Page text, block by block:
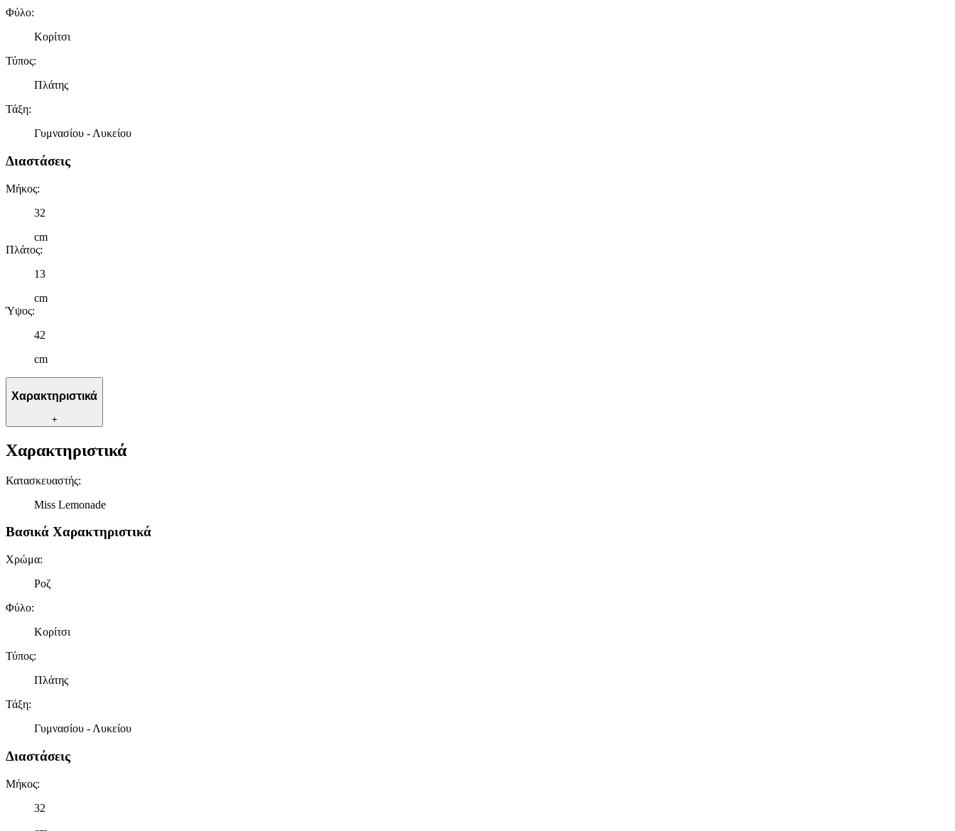
Φύλο:
Κορίτσι
Τύπος:
Πλάτης
Τάξη:
Γυμνασίου - Λυκείου
Διαστάσεις
Μήκος:
32
cm
Πλάτος:
13
cm
Ύψος:
42
cm
Χαρακτηριστικά
+
Χαρακτηριστικά
Κατασκευαστής:
Miss Lemonade
Βασικά Χαρακτηριστικά
Χρώμα:
Ροζ
Φύλο:
Κορίτσι
Τύπος:
Πλάτης
Τάξη:
Γυμνασίου - Λυκείου
Διαστάσεις
Μήκος:
32